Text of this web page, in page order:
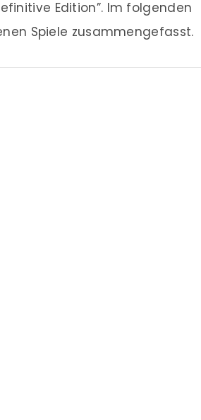
Edition”. Im folgenden
Spiele zusammengefasst.